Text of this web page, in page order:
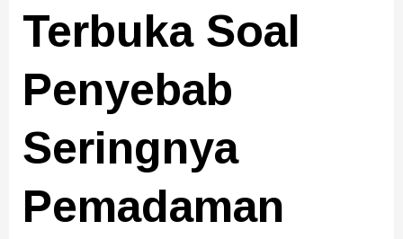
Terbuka Soal
Penyebab
Seringnya
Pemadaman